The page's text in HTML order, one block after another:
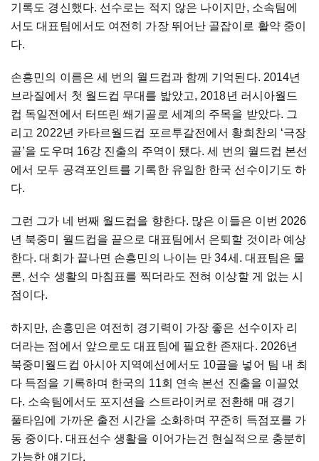
기록도 경신했다. 선수로는 적지 않은 나이지만, 소속팀에
서도 대표팀에서도 여전히 가장 뛰어난 골잡이로 활약 중이
다.
손흥민의 이름은 세 번의 월드컵과 함께 기억된다. 2014년
브라질에서 첫 월드컵 무대를 밟았고, 2018년 러시아월드
컵 독일전에서 터뜨린 쐐기골로 세계의 주목을 받았다. 그
리고 2022년 카타르월드컵 포르투갈전에서 황희찬의 ‘극장
골’을 도우며 16강 진출의 주역이 됐다. 세 번의 월드컵 본선
에서 모두 공격포인트를 기록한 유일한 한국 선수이기도 하
다.
그런 그가 네 번째 월드컵을 향한다. 많은 이들은 이번 2026
년 북중미 월드컵을 끝으로 대표팀에서 은퇴할 것이라 예상
한다. 대회가 끝나면 손흥민의 나이는 만 34세. 대표팀은 물
론, 선수 생활의 마침표를 찍더라도 전혀 이상할 게 없는 시
점이다.
하지만, 손흥민은 여전히 경기력이 가장 좋은 선수이자 리
더라는 점에서 앞으로도 대표팀에 필요한 존재다. 2026년
북중미월드컵 아시아 지역예선에서도 10골을 넣어 팀 내 최
다 득점을 기록하며 한국의 11회 연속 본선 진출을 이끌었
다. 소속팀에서도 포지션을 스트라이커로 전환해 매 경기
풀타임에 가까운 출전 시간을 소화하며 꾸준히 득점포를 가
동 중이다. 대표선수 생활을 이어가는건 현실적으로 충분히
가능한 얘기다.